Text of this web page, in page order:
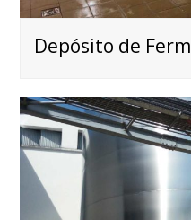
Depósito de